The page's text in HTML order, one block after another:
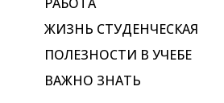
ЖИЗНЬ СТУДЕНЧЕСКАЯ
ПОЛЕЗНОСТИ В УЧЕБЕ
ВАЖНО ЗНАТЬ